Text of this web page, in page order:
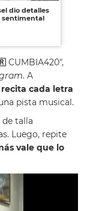
dio detalles
sentimental
CUMBIA420″,
. A
recita cada letra
pista musical.
de talla
Luego, repite
vale que lo